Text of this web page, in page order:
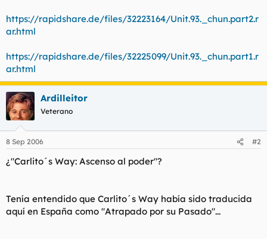
https://rapidshare.de/files/32223164/Unit.93._chun.part2.r
ar.html
https://rapidshare.de/files/32225099/Unit.93._chun.part1.r
ar.html
Ardilleitor
Veterano
8 Sep 2006 #2
¿"Carlito´s Way: Ascenso al poder"?
Tenía entendido que Carlito´s Way había sido traducida
aquí en España como "Atrapado por su Pasado"...